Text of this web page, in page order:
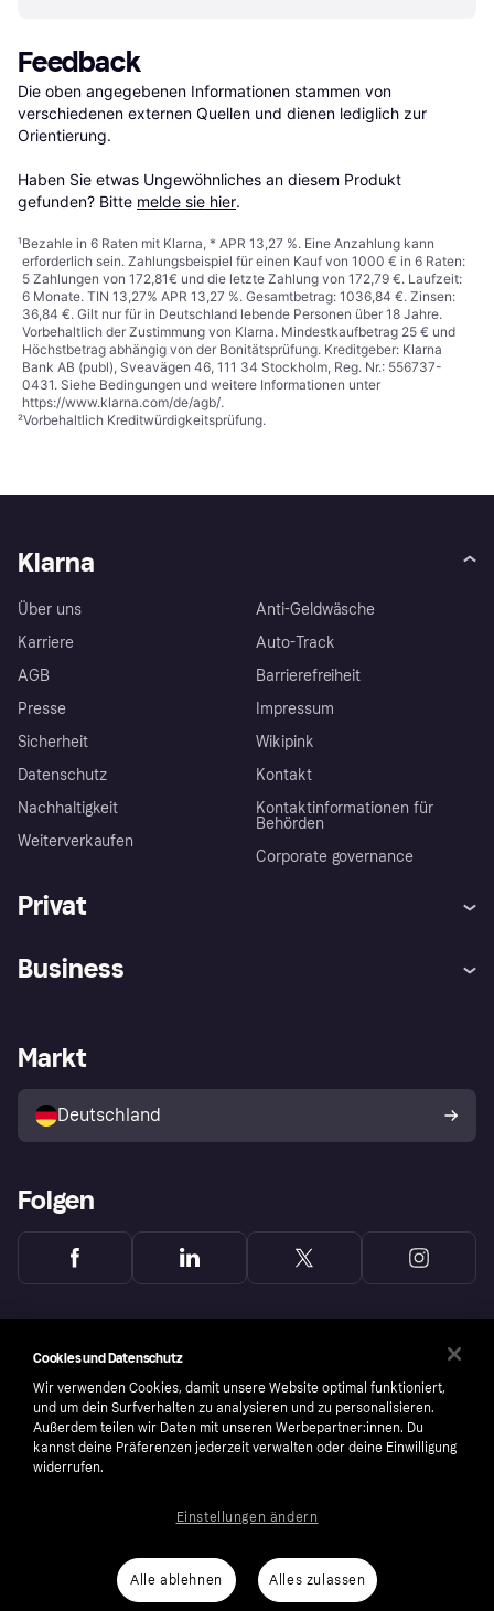
Feedback
Die oben angegebenen Informationen stammen von
verschiedenen externen Quellen und dienen lediglich zur
Orientierung.
Haben Sie etwas Ungewöhnliches an diesem Produkt
gefunden? Bitte melde sie hier.
¹Bezahle in 6 Raten mit Klarna, * APR 13,27 %. Eine Anzahlung kann
erforderlich sein. Zahlungsbeispiel für einen Kauf von 1000 € in 6 Raten:
5 Zahlungen von 172,81€ und die letzte Zahlung von 172,79 €. Laufzeit:
6 Monate. TIN 13,27% APR 13,27 %. Gesamtbetrag: 1036,84 €. Zinsen:
36,84 €. Gilt nur für in Deutschland lebende Personen über 18 Jahre.
Vorbehaltlich der Zustimmung von Klarna. Mindestkaufbetrag 25 € und
Höchstbetrag abhängig von der Bonitätsprüfung. Kreditgeber: Klarna
Bank AB (publ), Sveavägen 46, 111 34 Stockholm, Reg. Nr.: 556737-
0431. Siehe Bedingungen und weitere Informationen unter
https://www.klarna.com/de/agb/.
²Vorbehaltlich Kreditwürdigkeitsprüfung.
Klarna
Über uns
Karriere
AGB
Presse
Sicherheit
Datenschutz
Nachhaltigkeit
Weiterverkaufen
Anti-Geldwäsche
Auto-Track
Barrierefreiheit
Impressum
Wikipink
Kontakt
Kontaktinformationen für
Behörden
Corporate governance
Privat
Klarna App
Shops entdecken
Käuferschutzrichtlinie
Dein Widerrufsrecht
Business
Händlerportal
Markt
Deutschland
Folgen
number: 556737-0431
Nutzungsbedingungen CookiesKlarna.com
Cookies und Datenschutz
Wir verwenden Cookies, damit unsere Website optimal funktioniert,
und um dein Surfverhalten zu analysieren und zu personalisieren.
Außerdem teilen wir Daten mit unseren Werbepartner:innen. Du
kannst deine Präferenzen jederzeit verwalten oder deine Einwilligung
widerrufen.
Alle ablehnen Alles zulassen
Einstellungen ändern